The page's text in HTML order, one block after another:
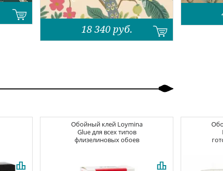
18 340 руб.
Обойный клей Loymina
Glue для всех типов
флизелиновых обоев